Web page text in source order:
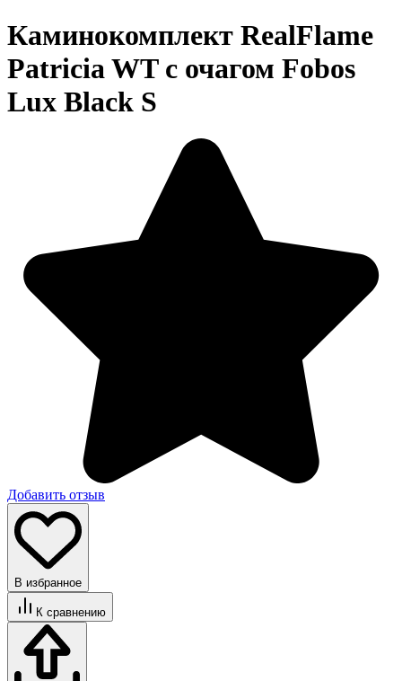
Каминокомплект RealFlame
Patricia WT с очагом Fobos
Lux Black S
Добавить отзыв
В избранное
К сравнению